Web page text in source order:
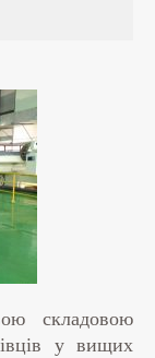
складовою
у вищих